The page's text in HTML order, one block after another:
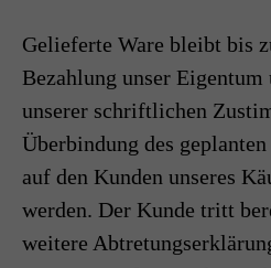
Gelieferte Ware bleibt bis
Bezahlung unser
unserer schriftlichen
Überbindung des
auf den Kunden unseres
werden. Der Kunde tritt
weitere